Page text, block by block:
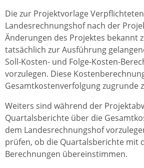
Die zur Projektvorlage
Landesrechnungshof nach der
Änderungen des Projektes bekannt
tatsächlich zur Ausführung
Soll-Kosten- und Folge-Kosten-
vorzulegen. Diese
Gesamtkostenverfolgung zugrunde
Weiters sind während der
Quartalsberichte über die
dem Landesrechnungshof
prüfen, ob die Quartalsberichte mit
Berechnungen übereinstimmen.